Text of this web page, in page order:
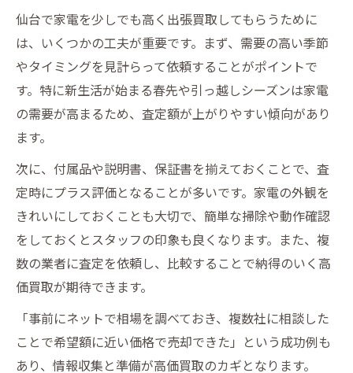
家電出張買取を仙台で依頼する際の注意事
項
仙台で安心して家電を出張買取に出すため
の準備
リサイクルや無料査定も相談できる仙台出張買
仙台で家電出張買取とリサイクルの相談が
できる利点
出張買取で仙台の家電無料査定を活用する
方法
仙台でリサイクルや家電出張買取を両立さ
せるコツ
家電出張買取に仙台で無料査定を依頼する
流れ
仙台でリサイクル相談もできる家電出張買
仙台で家電を少しでも高く出張買取してもらうために
は、いくつかの工夫が重要です。まず、需要の高い季節
やタイミングを見計らって依頼することがポイントで
す。特に新生活が始まる春先や引っ越しシーズンは家電
の需要が高まるため、査定額が上がりやすい傾向があり
ます。
次に、付属品や説明書、保証書を揃えておくことで、査
定時にプラス評価となることが多いです。家電の外観を
きれいにしておくことも大切で、簡単な掃除や動作確認
をしておくとスタッフの印象も良くなります。また、複
数の業者に査定を依頼し、比較することで納得のいく高
価買取が期待できます。
「事前にネットで相場を調べておき、複数社に相談した
ことで希望額に近い価格で売却できた」という成功例も
あり、情報収集と準備が高価買取のカギとなります。